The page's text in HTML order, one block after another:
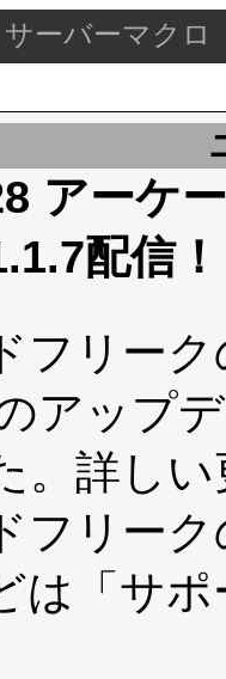
サーバーマクロ
アーケ
配信！
フリー
アップ
。詳し
フリー
は 「サ